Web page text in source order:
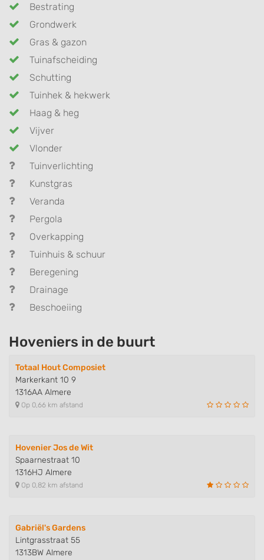
Bestrating
Grondwerk
Gras & gazon
Tuinafscheiding
Schutting
Tuinhek & hekwerk
Haag & heg
Vijver
Vlonder
Tuinverlichting
Kunstgras
Veranda
Pergola
Overkapping
Tuinhuis & schuur
Beregening
Drainage
Beschoeiing
Hoveniers in de buurt
Totaal Hout Composiet
Markerkant 10 9
1316AA Almere
Op 0,66 km afstand
Hovenier Jos de Wit
Spaarnestraat 10
1316HJ Almere
Op 0,82 km afstand
Gabriël's Gardens
Lintgrasstraat 55
1313BW Almere